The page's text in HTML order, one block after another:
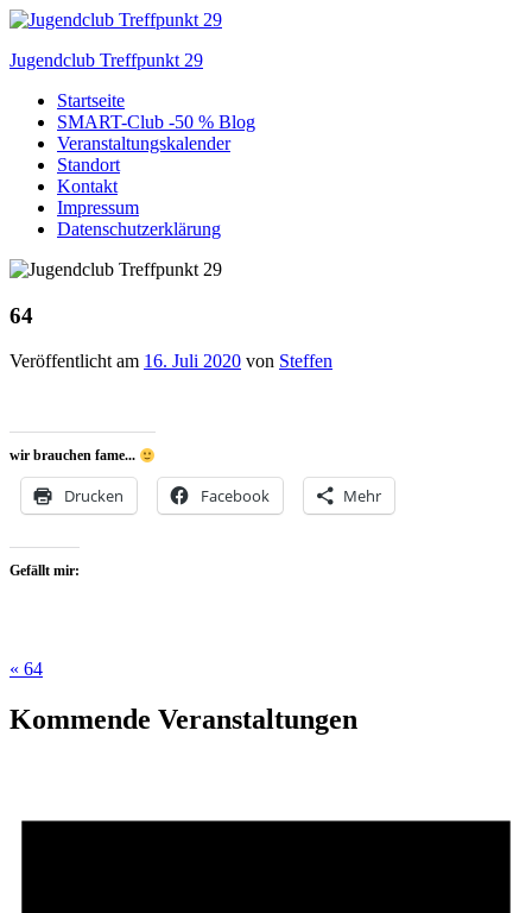
Zum
springen
Jugendclub Treffpunkt 29
Veranstaltungen im Jugendclub
Startseite
SMART-Club -50 % Blog
Veranstaltungskalender
Standort
Kontakt
Impressum
Datenschutzerklärung
64
Veröffentlicht am 16. Juli 2020 von Steffen
wir brauchen fame...
Drucken Facebook Mehr
Gefällt mir:
Beitragsnavigation
« 64
Kommende Veranstaltungen